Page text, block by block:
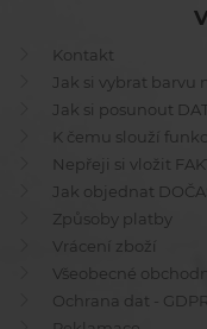
Kontakt
Jak si vybrat barvu
Jak si posunout
K čemu slouží
Nepřeji si vložit
Jak objednat
Způsoby platby
Vrácení zboží
Všeobecné
Ochrana dat - GDPR